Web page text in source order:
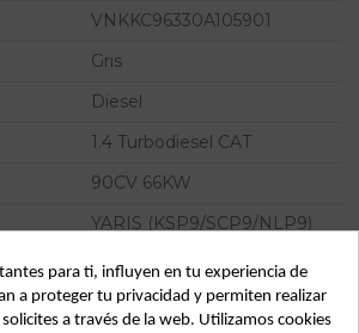
VNKKC96330A105901
Gris
Diesel
1.4 Turbodiesel CAT
90CV 66KW
YARIS (KSP9/SCP9/NLP9)
Turismo
49349
para ti, influyen en tu experiencia de
a proteger tu privacidad y permiten realizar
a través de la web. Utilizamos cookies